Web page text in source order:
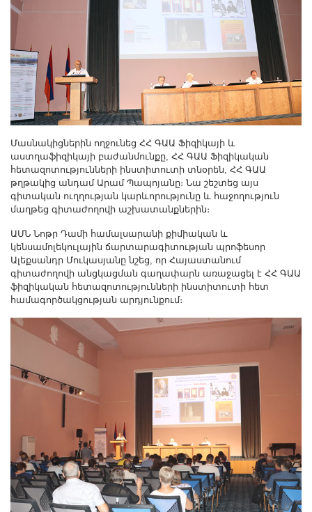
Մասնակիցներին ողջունեց ՀՀ ԳԱԱ Ֆիզիկայի և
աստղաֆիզիկայի բաժանմունքը, ՀՀ ԳԱԱ Ֆիզիկական
հետազոտությունների ինստիտուտի տնօրեն, ՀՀ ԳԱԱ
թղթակից անդամ Արամ Պապոյանը։ Նա շեշտեց այս
գիտական ուղղության կարևորությունը և հաջողություն
մաղթեց գիտաժողովի աշխատանքներին։
ԱՄՆ Նոթր Դամի համալսարանի քիմիական և
կենսամոլեկուլային ճարտարագիտության պրոֆեսոր
Ալեքսանդր Մուկասյանը նշեց, որ Հայաստանում
գիտաժողովի անցկացման գաղափարն առաջացել է ՀՀ ԳԱԱ
ֆիզիկական հետազոտությունների ինստիտուտի հետ
համագործակցության արդյունքում։